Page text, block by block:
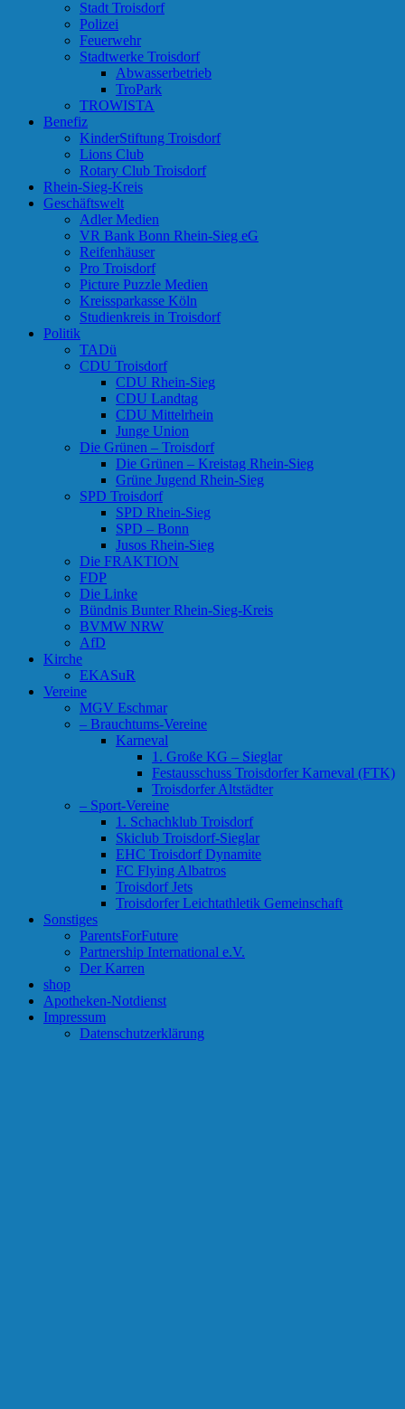
Stadt Troisdorf
Polizei
Feuerwehr
Stadtwerke Troisdorf
Abwasserbetrieb
TroPark
TROWISTA
Benefiz
KinderStiftung Troisdorf
Lions Club
Rotary Club Troisdorf
Rhein-Sieg-Kreis
Geschäftswelt
Adler Medien
VR Bank Bonn Rhein-Sieg eG
Reifenhäuser
Pro Troisdorf
Picture Puzzle Medien
Kreissparkasse Köln
Studienkreis in Troisdorf
Politik
TADü
CDU Troisdorf
CDU Rhein-Sieg
CDU Landtag
CDU Mittelrhein
Junge Union
Die Grünen – Troisdorf
Die Grünen – Kreistag Rhein-Sieg
Grüne Jugend Rhein-Sieg
SPD Troisdorf
SPD Rhein-Sieg
SPD – Bonn
Jusos Rhein-Sieg
Die FRAKTION
FDP
Die Linke
Bündnis Bunter Rhein-Sieg-Kreis
BVMW NRW
AfD
Kirche
EKASuR
Vereine
MGV Eschmar
– Brauchtums-Vereine
Karneval
1. Große KG – Sieglar
Festausschuss Troisdorfer Karneval (FTK)
Troisdorfer Altstädter
– Sport-Vereine
1. Schachklub Troisdorf
Skiclub Troisdorf-Sieglar
EHC Troisdorf Dynamite
FC Flying Albatros
Troisdorf Jets
Troisdorfer Leichtathletik Gemeinschaft
Sonstiges
ParentsForFuture
Partnership International e.V.
Der Karren
shop
Apotheken-Notdienst
Impressum
Datenschutzerklärung